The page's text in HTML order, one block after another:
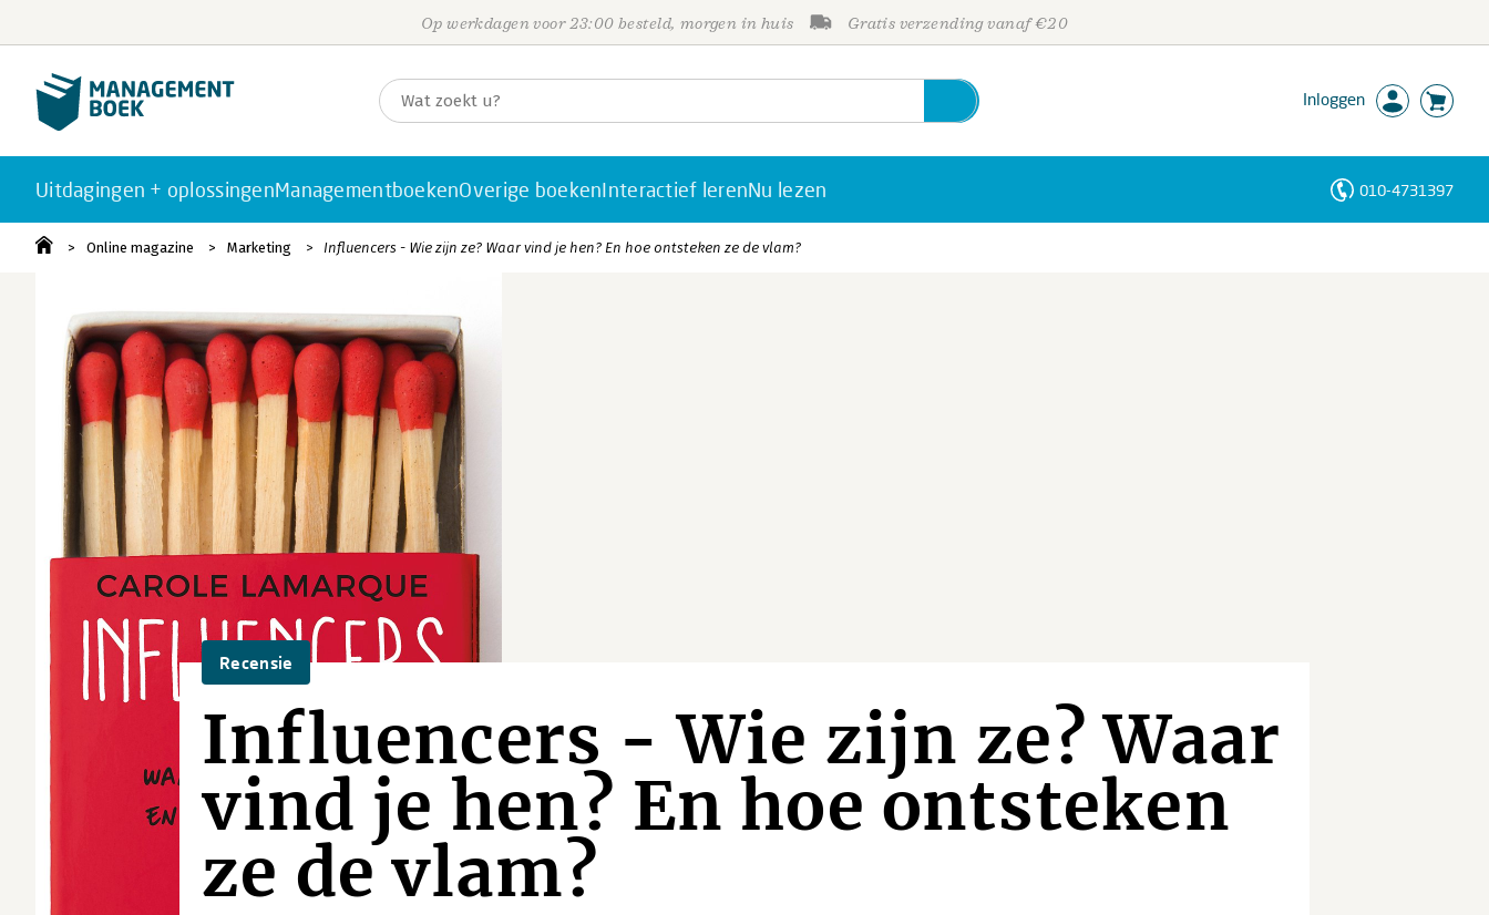
Op werkdagen voor 23:00 besteld, morgen in huis Gratis verzending vanaf €20
Inloggen
Uitdagingen + oplossingenManagementboekenOverige boekenInteractief lerenNu lezen 010-4731397
Online magazine Marketing Influencers - Wie zijn ze? Waar vind je hen? En hoe ontsteken ze de vlam?
Recensie
Influencers - Wie zijn ze? Waar
vind je hen? En hoe ontsteken
ze de vlam?
Personen